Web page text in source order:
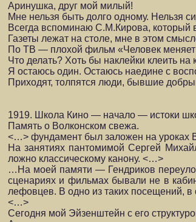
Аринушка, друг мой милый!
Мне нельзя быть долго одному. Нельзя
Всегда вспоминаю С.М.Кирова, который
Газеты лежат на столе, мне в этом
По ТВ — плохой фильм «Человек меняет
Что делать? Хоть бы наклейки клеить
Я остаюсь один. Остаюсь наедине с
Приходят, толпятся люди, бывшие
1919. Школа Кино — начало — истоки
Память о Волконском свежа.
<…> фундамент был заложен на уроках
На занятиях пантомимой Сергей
ложно классическому канону. <…>
…На моей памяти — Гендриков
сценариях и фильмах быва­ли не в
лефовцев. В одно из таких посещений, в
<…>
Сегодня мой Эйзенштейн с его